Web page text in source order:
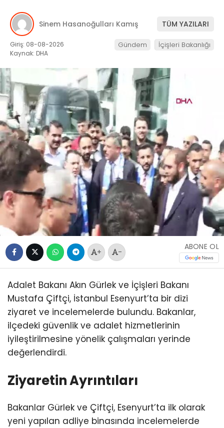
Sinem Hasanoğulları Kamış TÜM YAZILARI
Giriş: 08-08-2026
Kaynak: DHA
Gündem İçişleri Bakanlığı
+ -
ABONE OL
Adalet Bakanı Akın Gürlek ve İçişleri Bakanı
Mustafa Çiftçi, İstanbul Esenyurt’ta bir dizi
ziyaret ve incelemelerde bulundu. Bakanlar,
ilçedeki güvenlik ve adalet hizmetlerinin
iyileştirilmesine yönelik çalışmaları yerinde
değerlendirdi.
Ziyaretin Ayrıntıları
Bakanlar Gürlek ve Çiftçi, Esenyurt’ta ilk olarak
yeni yapılan adliye binasında incelemelerde